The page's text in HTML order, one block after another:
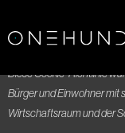
Cookie
Diese Cookie-Richtlinie
Bürger und Einwohner mit
Wirtschaftsraum und der